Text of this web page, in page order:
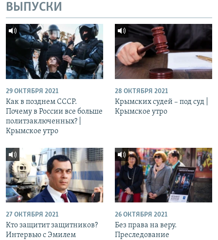
ВЫПУСКИ
29 ОКТЯБРЯ 2021
Как в позднем СССР.
Почему в России все больше
политзаключенных? |
Крымское утро
28 ОКТЯБРЯ 2021
Крымских судей – под суд |
Крымское утро
27 ОКТЯБРЯ 2021
Кто защитит защитников?
Интервью с Эмилем
26 ОКТЯБРЯ 2021
Без права на веру.
Преследование